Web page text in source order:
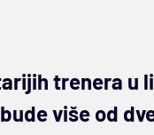
trenera u
više od